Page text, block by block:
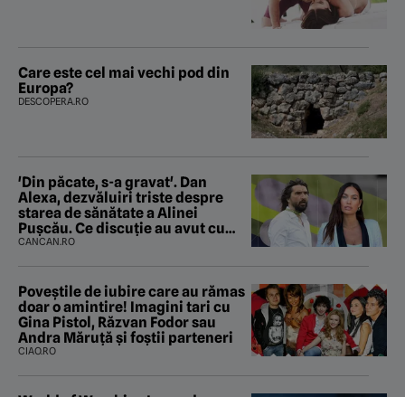
Care este cel mai vechi pod din
Europa?
DESCOPERA.RO
'Din păcate, s-a gravat'. Dan
Alexa, dezvăluiri triste despre
starea de sănătate a Alinei
Pușcău. Ce discuție au avut cu
două zile în urmă
CANCAN.RO
Poveştile de iubire care au rămas
doar o amintire! Imagini tari cu
Gina Pistol, Răzvan Fodor sau
Andra Măruţă şi foştii parteneri
CIAO.RO